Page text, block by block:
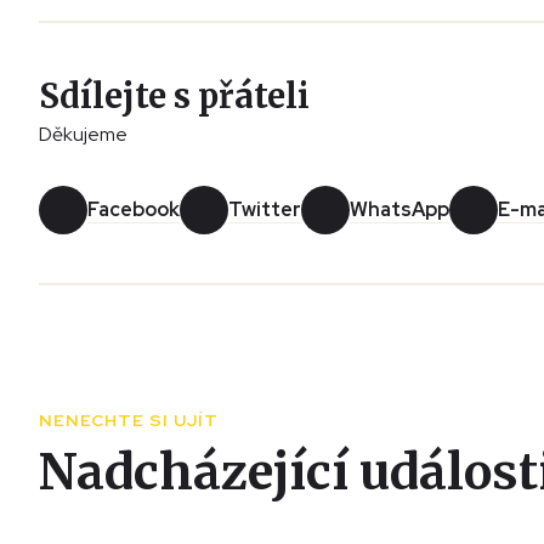
Sdílejte s přáteli
Děkujeme
Facebook Twitter WhatsApp E-
NENECHTE SI UJÍT
Nadcházející